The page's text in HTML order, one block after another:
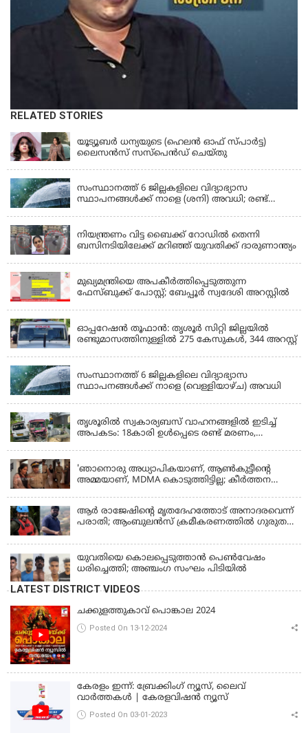
RELATED STORIES
KERALA
യൂട്യൂബർ ധന്യയുടെ (ഹെലൻ ഓഫ് സ്പാർട്ട)
ലൈസൻസ് സസ്‌പെൻഡ് ചെയ്തു
സംസ്ഥാനത്ത് 6 ജില്ലകളിലെ വിദ്യാഭ്യാസ
സ്ഥാപനങ്ങൾക്ക് നാളെ (ശനി) അവധി; രണ്ട്
നിയന്ത്രണം വിട്ട ബൈക്ക് റോഡിൽ തെന്നി
ബസിനടിയിലേക്ക് മറിഞ്ഞ് യുവതിക്ക് ദാരുണാന്ത്യം
മുഖ്യമന്ത്രിയെ അപകീർത്തിപ്പെടുത്തുന്ന
ഫേസ്‌ബുക്ക് പോസ്റ്റ്; ബേപ്പൂർ സ്വദേശി അറസ്റ്റിൽ
ഓപ്പറേഷൻ തൂഫാൻ: തൃശൂർ സിറ്റി ജില്ലയിൽ
രണ്ടുമാസത്തിനുള്ളിൽ 275 കേസുകൾ, 344 അറസ്റ്റ്
സംസ്ഥാനത്ത് 6 ജില്ലകളിലെ വിദ്യാഭ്യാസ
സ്ഥാപനങ്ങൾക്ക് നാളെ (വെള്ളിയാഴ്ച) അവധി
തൃശൂരിൽ സ്വകാര്യബസ് വാഹനങ്ങളില്‍ ഇടിച്ച്
അപകടം: 18കാരി ഉൾപ്പെടെ രണ്ട് മരണം,
'ഞാനൊരു അധ്യാപികയാണ്, ആണ്‍കുട്ടീന്റെ
അമ്മയാണ്‌, MDMA കൊടുത്തിട്ടില്ല; കീർത്തന
ആര്‍ രാജേഷിന്റെ മൃതദേഹത്തോട് അനാദരവെന്ന്
പരാതി; ആംബുലന്‍സ് ക്രമീകരണത്തില്‍ ഗുരുതര
ഫ്രീസര്‍ സംവിധാനം ഇല്ലാതെയെന്നും ആരോപണം
യുവതിയെ കൊലപ്പെടുത്താൻ പെൺവേഷം
ധരിച്ചെത്തി; അഞ്ചംഗ സംഘം പിടിയിൽ
LATEST DISTRICT VIDEOS
ചക്കുളത്തുകാവ് പൊങ്കാല 2024
Posted On 13-12-2024
കേരളം ഇന്ന്: ബ്രേക്കിംഗ് ന്യൂസ്, ലൈവ്
വാർത്തകൾ | കേരളവിഷൻ ന്യൂസ്
Posted On 03-01-2023